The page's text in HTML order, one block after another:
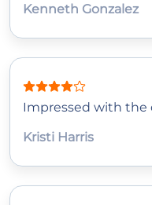
Kenneth Gonzalez
Impressed with the
Kristi Harris